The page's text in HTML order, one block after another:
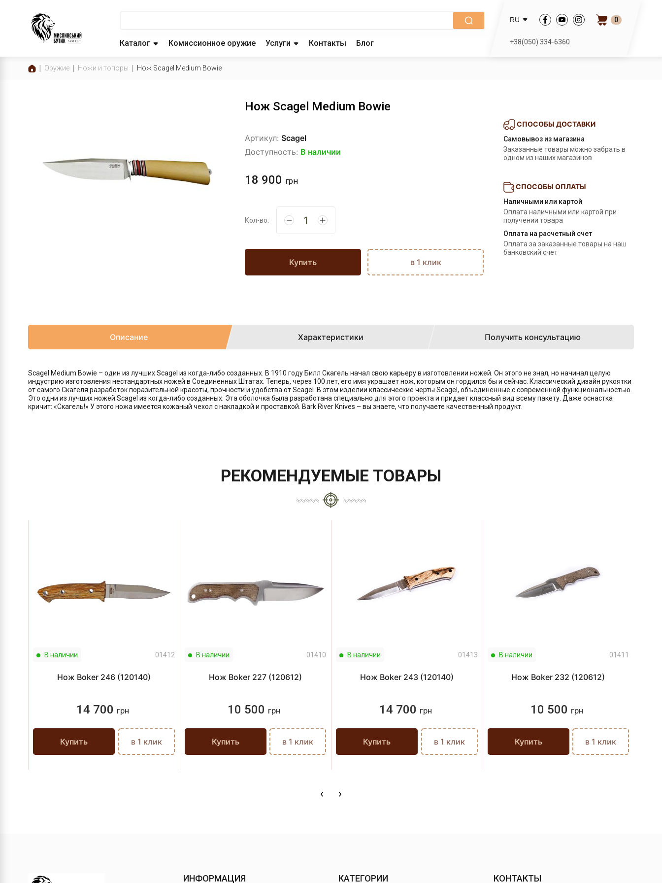
Каталог Комиссионное оружие Услуги Контакты Блог
RU 0
+38(050) 334-6360
Оружие Ножи и топоры Нож Scagel Medium Bowie
Нож Scagel Medium Bowie
Артикул: Scagel
Доступность: В наличии
18 900 грн
Кол-во:
Купить в 1 клик
СПОСОБЫ ДОСТАВКИ
Самовывоз из магазина
Заказанные товары можно забрать в
одном из наших магазинов
СПОСОБЫ ОПЛАТЫ
Наличными или картой
Оплата наличными или картой при
получении товара
Оплата на расчетный счет
Оплата за заказанные товары на наш
банковский счет
Описание Характеристики Получить консультацию
Scagel Medium Bowie – один из лучших Scagel из когда-либо созданных. В 1910 году Билл Скагель начал свою карьеру в изготовлении ножей. Он этого не знал, но начинал целую
индустрию изготовления нестандартных ножей в Соединенных Штатах. Теперь, через 100 лет, его имя украшает нож, которым он гордился бы и сейчас. Классический дизайн рукоятки
от самого Скагеля разработок поразительной красоты, прочности и удобства от Scagel. В этом изделии классические черты Scagel, объединенные с современной функциональностью.
Это одни из лучших ножей Scagel из когда-либо созданных. Эта оболочка была разработана специально для этого проекта и придает классный вид всему пакету. Даже оснастка
кричит: «Скагель!» У этого ножа имеется кожаный чехол с накладкой и проставкой. Bark River Knives – вы знаете, что получаете качественный продукт.
РЕКОМЕНДУЕМЫЕ ТОВАРЫ
В наличии 01412
Нож Boker 246 (120140)
14 700 грн
Купить в 1 клик
В наличии 01410
Нож Boker 227 (120612)
10 500 грн
Купить в 1 клик
В наличии 01413
Нож Boker 243 (120140)
14 700 грн
Купить в 1 клик
В наличии 01411
Нож Boker 232 (120612)
10 500 грн
Купить в 1 клик
ИНФОРМАЦИЯ КАТЕГОРИИ КОНТАКТЫ